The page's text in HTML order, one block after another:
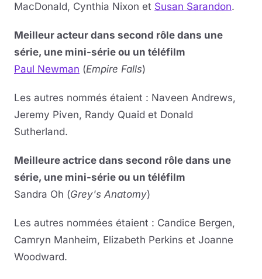
MacDonald, Cynthia Nixon et Susan Sarandon.
Meilleur acteur dans second rôle dans une
série, une mini-série ou un téléfilm
Paul Newman (Empire Falls)
Les autres nommés étaient : Naveen Andrews,
Jeremy Piven, Randy Quaid et Donald
Sutherland.
Meilleure actrice dans second rôle dans une
série, une mini-série ou un téléfilm
Sandra Oh (Grey's Anatomy)
Les autres nommées étaient : Candice Bergen,
Camryn Manheim, Elizabeth Perkins et Joanne
Woodward.